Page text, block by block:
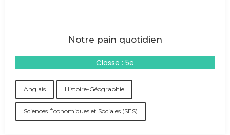
Notre pain quotidien
Classe : 5e
Anglais Histoire-Géographie
Sciences Économiques et Sociales (SES)